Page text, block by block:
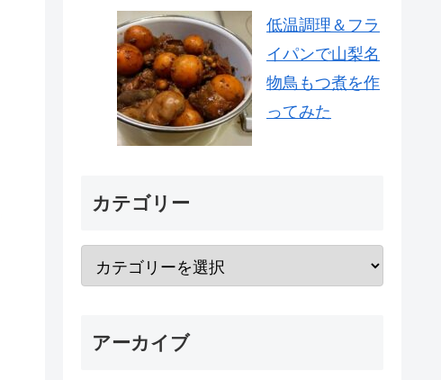
低温調理＆フラ
イパンで山梨名
物鳥もつ煮を作
ってみた
カテゴリー
アーカイブ